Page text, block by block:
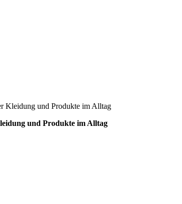
Kleidung und Produkte im Alltag
und Produkte im Alltag